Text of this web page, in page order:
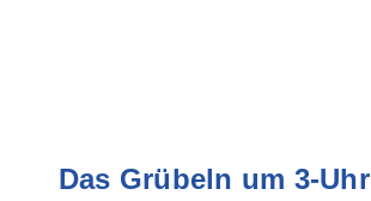
Das Grübeln um 3-Uhr